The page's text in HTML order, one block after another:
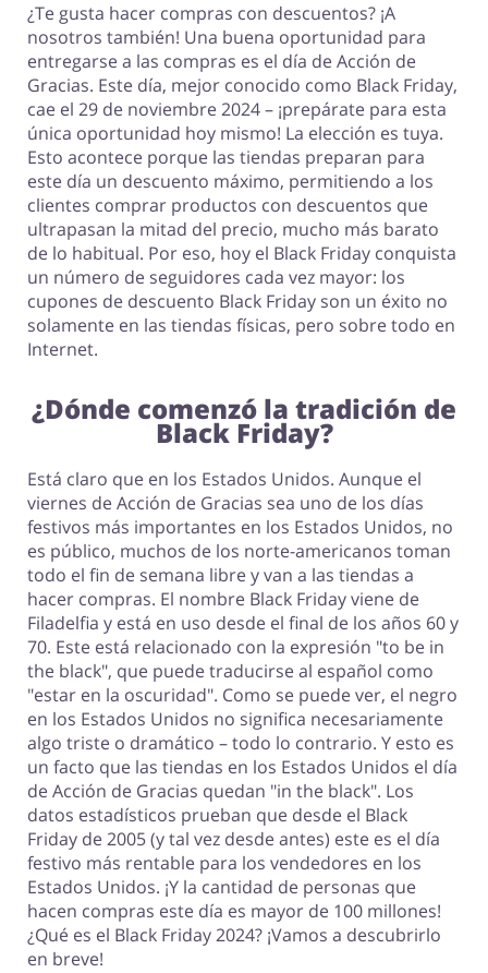
Libros y Entretenimiento Lencería y Erótica
Motorización Megatiendas
Oficina Calzado
¿Te gusta hacer compras con descuentos? ¡A
nosotros también! Una buena oportunidad para
entregarse a las compras es el día de Acción de
Gracias. Este día, mejor conocido como Black Friday,
cae el 29 de noviembre 2024 – ¡prepárate para esta
única oportunidad hoy mismo! La elección es tuya.
Esto acontece porque las tiendas preparan para
este día un descuento máximo, permitiendo a los
clientes comprar productos con descuentos que
ultrapasan la mitad del precio, mucho más barato
de lo habitual. Por eso, hoy el Black Friday conquista
un número de seguidores cada vez mayor: los
cupones de descuento Black Friday son un éxito no
solamente en las tiendas físicas, pero sobre todo en
Internet.
¿Dónde comenzó la tradición de
Black Friday?
Está claro que en los Estados Unidos. Aunque el
viernes de Acción de Gracias sea uno de los días
festivos más importantes en los Estados Unidos, no
es público, muchos de los norte-americanos toman
todo el fin de semana libre y van a las tiendas a
hacer compras. El nombre Black Friday viene de
Filadelfia y está en uso desde el final de los años 60 y
70. Este está relacionado con la expresión "to be in
the black", que puede traducirse al español como
"estar en la oscuridad". Como se puede ver, el negro
en los Estados Unidos no significa necesariamente
algo triste o dramático – todo lo contrario. Y esto es
un facto que las tiendas en los Estados Unidos el día
de Acción de Gracias quedan "in the black". Los
datos estadísticos prueban que desde el Black
Friday de 2005 (y tal vez desde antes) este es el día
festivo más rentable para los vendedores en los
Estados Unidos. ¡Y la cantidad de personas que
hacen compras este día es mayor de 100 millones!
¿Qué es el Black Friday 2024? ¡Vamos a descubrirlo
en breve!